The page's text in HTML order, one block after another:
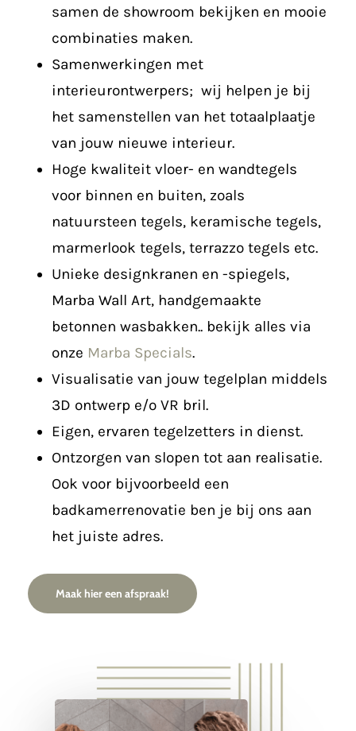
samen de showroom bekijken en mooie
combinaties maken.
Samenwerkingen met
interieurontwerpers; wij helpen je bij
het samenstellen van het totaalplaatje
van jouw nieuwe interieur.
Hoge kwaliteit vloer- en wandtegels
voor binnen en buiten, zoals
natuursteen tegels, keramische tegels,
marmerlook tegels, terrazzo tegels etc.
Unieke designkranen en -spiegels,
Marba Wall Art, handgemaakte
betonnen wasbakken.. bekijk alles via
onze Marba Specials.
Visualisatie van jouw tegelplan middels
3D ontwerp e/o VR bril.
Eigen, ervaren tegelzetters in dienst.
Ontzorgen van slopen tot aan realisatie.
Ook voor bijvoorbeeld een
badkamerrenovatie ben je bij ons aan
het juiste adres.
Maak hier een afspraak!